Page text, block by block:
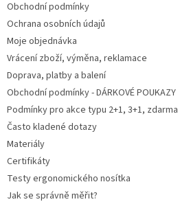
Obchodní podmínky
Ochrana osobních údajů
Moje objednávka
Vrácení zboží, výměna, reklamace
Doprava, platby a balení
Obchodní podmínky - DÁRKOVÉ POUKAZY
Podmínky pro akce typu 2+1, 3+1, zdarma
Často kladené dotazy
Materiály
Certifikáty
Testy ergonomického nosítka
Jak se správně měřit?